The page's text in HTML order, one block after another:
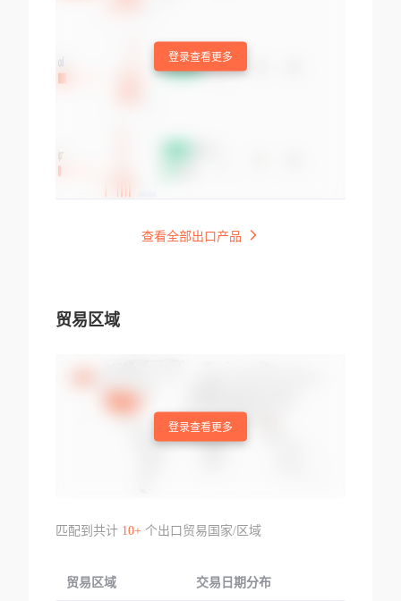
登录查看更多
查看全部出口产品
贸易区域
登录查看更多
匹配到共计 10+个出口贸易国家/区域
贸易区域 交易日期分布